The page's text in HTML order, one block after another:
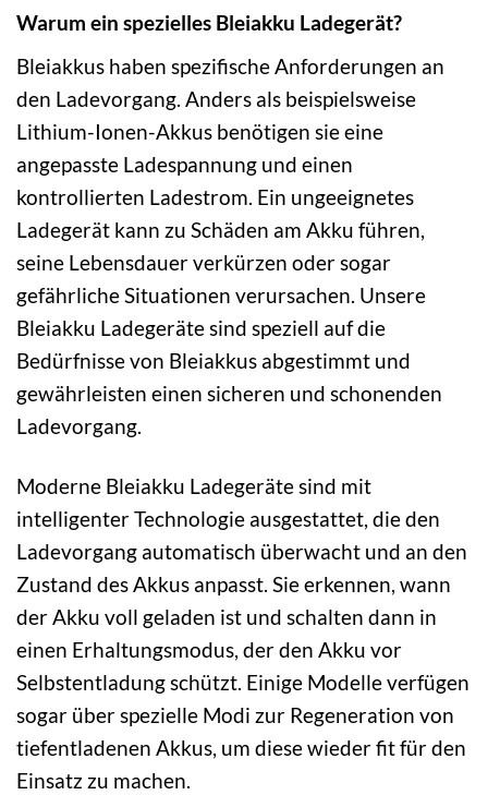
Warum ein spezielles Bleiakku Ladegerät?
Bleiakkus haben spezifische Anforderungen an
den Ladevorgang. Anders als beispielsweise
Lithium-Ionen-Akkus benötigen sie eine
angepasste Ladespannung und einen
kontrollierten Ladestrom. Ein ungeeignetes
Ladegerät kann zu Schäden am Akku führen,
seine Lebensdauer verkürzen oder sogar
gefährliche Situationen verursachen. Unsere
Bleiakku Ladegeräte sind speziell auf die
Bedürfnisse von Bleiakkus abgestimmt und
gewährleisten einen sicheren und schonenden
Ladevorgang.
Moderne Bleiakku Ladegeräte sind mit
intelligenter Technologie ausgestattet, die den
Ladevorgang automatisch überwacht und an den
Zustand des Akkus anpasst. Sie erkennen, wann
der Akku voll geladen ist und schalten dann in
einen Erhaltungsmodus, der den Akku vor
Selbstentladung schützt. Einige Modelle verfügen
sogar über spezielle Modi zur Regeneration von
tiefentladenen Akkus, um diese wieder fit für den
Einsatz zu machen.